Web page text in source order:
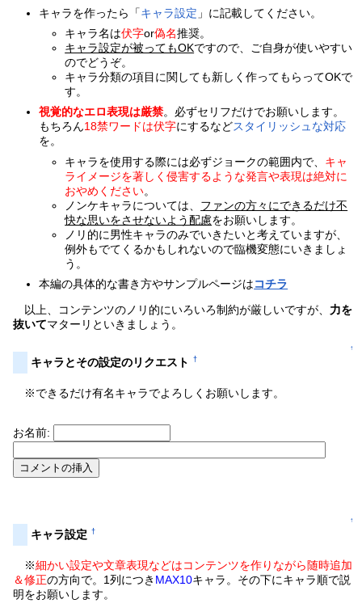
キャラを作ったら「キャラ設定 」に記載してください。
キャラ名は伏字or偽名推奨。
キャラ設定が被ってもOKですので、ご自身が使いやすい
のでどうぞ。
キャラ分類の項目に関しても新しく作ってもらってOKで
す。
視覚的なエロ表現は厳禁。必ずセリフだけでお願いします。
もちろん18禁ワードは伏字にするなどスタイリッシュな対応
を。
キャラを使用する際には必ずジョークの範囲内で、 キャ
ライメージを著しく侵害するような発言や表現は絶対に
おやめください。
ノンケキャラについては、 ファンの方々にできるだけ不
快な思いをさせないよう配慮をお願いします。
ノリ的に男性キャラのみでいきたいと考えていますが、
例外もでてくるかもしれないので臨機変態にいきましょ
う。
本編の具体的な書き方やサンプルページはコチラ
以上、コンテンツのノリ的にいろいろ制約が厳しいですが、 力を
抜いてマターリといきましょう。
↑
キャラとその設定のリクエスト †
※できるだけ有名キャラでよろしくお願いします。
お名前:
↑
キャラ設定 †
※細かい設定や文章表現などはコンテンツを作りながら随時追加
＆修正の方向で。1列につき MAX10キャラ。その下にキャラ順で説
明をお願いします。